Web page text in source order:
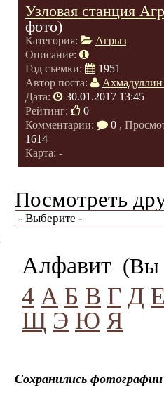
Узловая станция
фото)
Категория:
Агрыз
Описание:
Год съемки:
1951
Автор поста:
Дата:
30.01.2017 13:45
Рейтинг:
0
Комментарии:
0 ,
1614
Карта: -
Посмотреть
Алфавит (Вы
4 А Б В Г Д
Щ Э Ю Я
Сохранились